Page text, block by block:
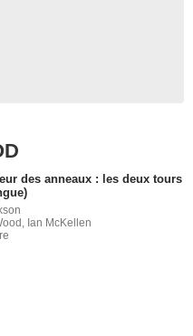
des anneaux : les deux tours
Ian McKellen